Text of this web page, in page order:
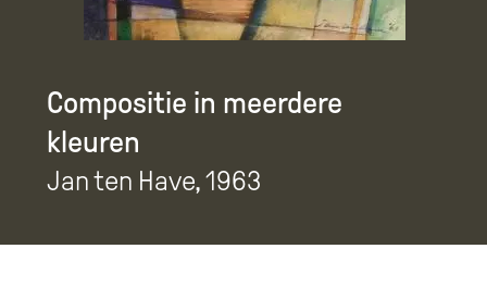
Compositie in meerdere
kleuren
Jan ten Have, 1963